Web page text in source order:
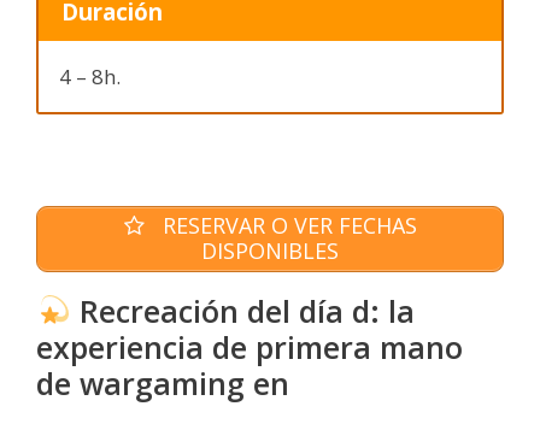
Duración
4 – 8h.
RESERVAR O VER FECHAS
DISPONIBLES
Recreación del día d: la
experiencia de primera mano
de wargaming en